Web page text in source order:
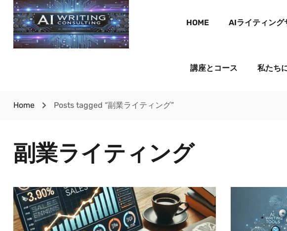
HOME AIライティング
講座とコース 私たち
Home Posts tagged “副業ライティング”
副業ライティング